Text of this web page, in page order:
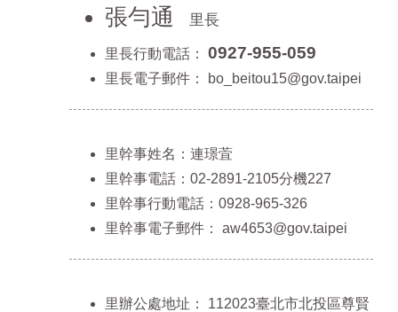
張勻通 里長
里長行動電話： 0927-955-059
里長電子郵件： bo_beitou15@gov.taipei
里幹事姓名：連璟萓
里幹事電話：02-2891-2105分機227
里幹事行動電話：0928-965-326
里幹事電子郵件： aw4653@gov.taipei
里辦公處地址： 112023臺北市北投區尊賢